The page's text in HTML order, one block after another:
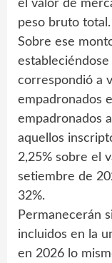
el valor de
peso bruto total.
Sobre ese
correspondió a
empadronados
empadronados
aquellos
2,25% sobre el
setiembre de
32%.
Permanecerán
incluidos en la
en 2026 lo